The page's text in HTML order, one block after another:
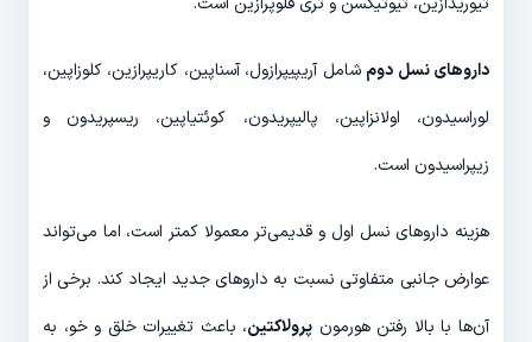
داروهای نسل دوم شامل آریپیپرازول، آسناپین، کاریپرازین، کلوزاپین،
لوراسیدون، اولانزاپین، پالیپریدون، کوئتیاپین، ریسپریدون و
زیپراسیدون است.
هزینه داروهای نسل اول و قدیمی‌تر معمولا کمتر است، اما می‌تواند
عوارض جانبی متفاوتی نسبت به داروهای جدید ایجاد کند. برخی از
آن‌ها با بالا رفتن هورمون پرولاکتین، باعث تغییرات خلق و خو، به